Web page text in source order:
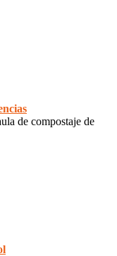
de compostaje de